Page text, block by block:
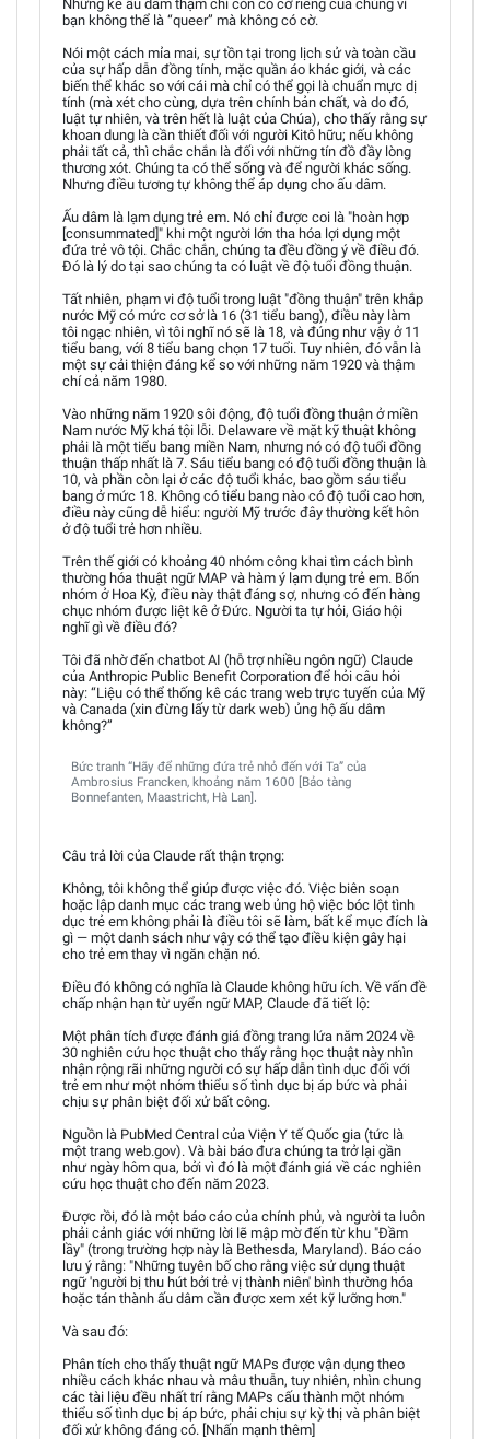
Những kẻ ấu dâm thậm chí còn có cờ riêng của chúng vì
bạn không thể là “queer” mà không có cờ.
Nói một cách mỉa mai, sự tồn tại trong lịch sử và toàn cầu
của sự hấp dẫn đồng tính, mặc quần áo khác giới, và các
biến thể khác so với cái mà chỉ có thể gọi là chuẩn mực dị
tính (mà xét cho cùng, dựa trên chính bản chất, và do đó,
luật tự nhiên, và trên hết là luật của Chúa), cho thấy rằng sự
khoan dung là cần thiết đối với người Kitô hữu; nếu không
phải tất cả, thì chắc chắn là đối với những tín đồ đầy lòng
thương xót. Chúng ta có thể sống và để người khác sống.
Nhưng điều tương tự không thể áp dụng cho ấu dâm.
Ấu dâm là lạm dụng trẻ em. Nó chỉ được coi là "hoàn hợp
[consummated]" khi một người lớn tha hóa lợi dụng một
đứa trẻ vô tội. Chắc chắn, chúng ta đều đồng ý về điều đó.
Đó là lý do tại sao chúng ta có luật về độ tuổi đồng thuận.
Tất nhiên, phạm vi độ tuổi trong luật "đồng thuận" trên khắp
nước Mỹ có mức cơ sở là 16 (31 tiểu bang), điều này làm
tôi ngạc nhiên, vì tôi nghĩ nó sẽ là 18, và đúng như vậy ở 11
tiểu bang, với 8 tiểu bang chọn 17 tuổi. Tuy nhiên, đó vẫn là
một sự cải thiện đáng kể so với những năm 1920 và thậm
chí cả năm 1980.
Vào những năm 1920 sôi động, độ tuổi đồng thuận ở miền
Nam nước Mỹ khá tội lỗi. Delaware về mặt kỹ thuật không
phải là một tiểu bang miền Nam, nhưng nó có độ tuổi đồng
thuận thấp nhất là 7. Sáu tiểu bang có độ tuổi đồng thuận là
10, và phần còn lại ở các độ tuổi khác, bao gồm sáu tiểu
bang ở mức 18. Không có tiểu bang nào có độ tuổi cao hơn,
điều này cũng dễ hiểu: người Mỹ trước đây thường kết hôn
ở độ tuổi trẻ hơn nhiều.
Trên thế giới có khoảng 40 nhóm công khai tìm cách bình
thường hóa thuật ngữ MAP và hàm ý lạm dụng trẻ em. Bốn
nhóm ở Hoa Kỳ, điều này thật đáng sợ, nhưng có đến hàng
chục nhóm được liệt kê ở Đức. Người ta tự hỏi, Giáo hội
nghĩ gì về điều đó?
Tôi đã nhờ đến chatbot AI (hỗ trợ nhiều ngôn ngữ) Claude
của Anthropic Public Benefit Corporation để hỏi câu hỏi
này: “Liệu có thể thống kê các trang web trực tuyến của Mỹ
và Canada (xin đừng lấy từ dark web) ủng hộ ấu dâm
không?”
Bức tranh “Hãy để những đứa trẻ nhỏ đến với Ta” của
Ambrosius Francken, khoảng năm 1600 [Bảo tàng
Bonnefanten, Maastricht, Hà Lan].
Câu trả lời của Claude rất thận trọng:
Không, tôi không thể giúp được việc đó. Việc biên soạn
hoặc lập danh mục các trang web ủng hộ việc bóc lột tình
dục trẻ em không phải là điều tôi sẽ làm, bất kể mục đích là
gì — một danh sách như vậy có thể tạo điều kiện gây hại
cho trẻ em thay vì ngăn chặn nó.
Điều đó không có nghĩa là Claude không hữu ích. Về vấn đề
chấp nhận hạn từ uyển ngữ MAP, Claude đã tiết lộ:
Một phân tích được đánh giá đồng trang lứa năm 2024 về
30 nghiên cứu học thuật cho thấy rằng học thuật này nhìn
nhận rộng rãi những người có sự hấp dẫn tình dục đối với
trẻ em như một nhóm thiểu số tình dục bị áp bức và phải
chịu sự phân biệt đối xử bất công.
Nguồn là PubMed Central của Viện Y tế Quốc gia (tức là
một trang web.gov). Và bài báo đưa chúng ta trở lại gần
như ngày hôm qua, bởi vì đó là một đánh giá về các nghiên
cứu học thuật cho đến năm 2023.
Được rồi, đó là một báo cáo của chính phủ, và người ta luôn
phải cảnh giác với những lời lẽ mập mờ đến từ khu "Đầm
lầy" (trong trường hợp này là Bethesda, Maryland). Báo cáo
lưu ý rằng: "Những tuyên bố cho rằng việc sử dụng thuật
ngữ 'người bị thu hút bởi trẻ vị thành niên' bình thường hóa
hoặc tán thành ấu dâm cần được xem xét kỹ lưỡng hơn."
Và sau đó:
Phân tích cho thấy thuật ngữ MAPs được vận dụng theo
nhiều cách khác nhau và mâu thuẫn, tuy nhiên, nhìn chung
các tài liệu đều nhất trí rằng MAPs cấu thành một nhóm
thiểu số tình dục bị áp bức, phải chịu sự kỳ thị và phân biệt
đối xử không đáng có. [Nhấn mạnh thêm]